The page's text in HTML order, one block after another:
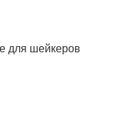
для шейкеров